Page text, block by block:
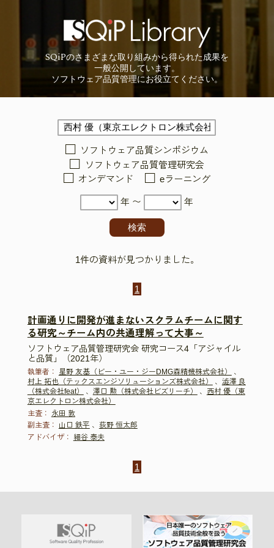
SQiPのさまざまな取り組みから得られた成果を
一般公開しています。
ソフトウェア品質管理にお役立てください。
ソフトウェア品質シンポジウム
ソフトウェア品質管理研究会
オンデマンド
eラーニング
年 〜 年
1件の資料が見つかりました。
1
計画通りに開発が進まないスクラムチームに関す
る研究～チーム内の共通理解って大事～
ソフトウェア品質管理研究会 研究コース4「アジャイル
と品質」（2021年）
執筆者： 星野 友基（ビー・ユー・ジーDMG森精機株式会社）
、
村上 拓也（テックスエンジソリューションズ株式会社）
、 澁澤 良
（株式会社feat）
、 澤口 勲（株式会社ビズリーチ） 、 西村 優（東
京エレクトロン株式会社）
主査：
永田 敦
副主査：
山口 鉄平 、 荻野 恒太郎
アドバイザ：
細谷 泰夫
1